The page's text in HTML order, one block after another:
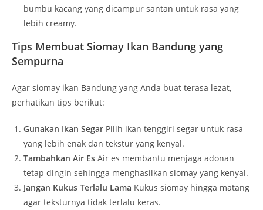
bumbu kacang yang dicampur santan untuk rasa yang
lebih creamy.
Tips Membuat Siomay Ikan Bandung yang
Sempurna
Agar siomay ikan Bandung yang Anda buat terasa lezat,
perhatikan tips berikut:
Gunakan Ikan Segar Pilih ikan tenggiri segar untuk rasa
yang lebih enak dan tekstur yang kenyal.
Tambahkan Air Es Air es membantu menjaga adonan
tetap dingin sehingga menghasilkan siomay yang kenyal.
Jangan Kukus Terlalu Lama Kukus siomay hingga matang
agar teksturnya tidak terlalu keras.